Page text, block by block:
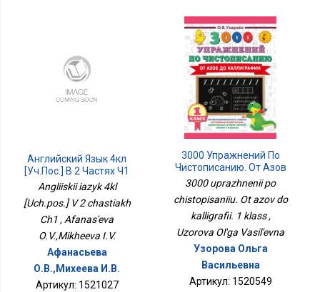
Английский Язык 4кл
[Уч.пос.] В 2 Частях Ч1
Angliiskii iazyk 4kl
[Uch.pos.] V 2 chastiakh
Ch1 , Afanas'eva
O.V.,Mikheeva I.V.
Афанасьева
О.В.,Михеева И.В.
Артикул: 1521027
3000 Упражнений По
Чистописанию. От Азов
До Каллиграфии. 1
Класс
3000 uprazhnenii po
chistopisaniiu. Ot azov do
kalligrafii. 1 klass ,
Uzorova Ol'ga Vasil'evna
Узорова Ольга
Васильевна
Артикул: 1520549